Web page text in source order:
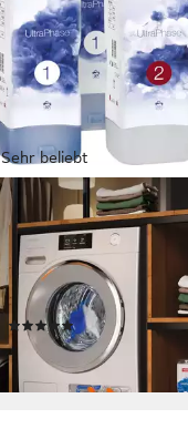
Sehr beliebt
MIELE
Set 6x Miele UltraPhase
Feinwaschmittel
UltraPhase 1 und 2 –
Halbjahresvorrat)
(22)
85,90 €
lieferbar - am nächsten